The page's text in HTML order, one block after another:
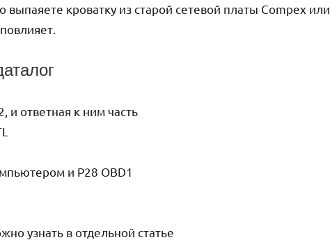
кроватку из старой сетевой платы Compex или
и ответная к ним часть
и P28 OBD1
узнать в отдельной статье